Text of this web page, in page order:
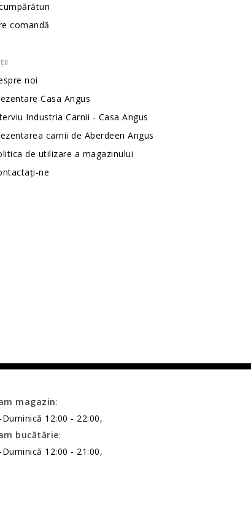
comandă
noi
Casa Angus
Industria Carnii - Casa Angus
carnii de Aberdeen Angus
de utilizare a magazinului
ne
magazin:
Duminică 12:00 - 22:00,
bucătărie:
Duminică 12:00 - 21:00,